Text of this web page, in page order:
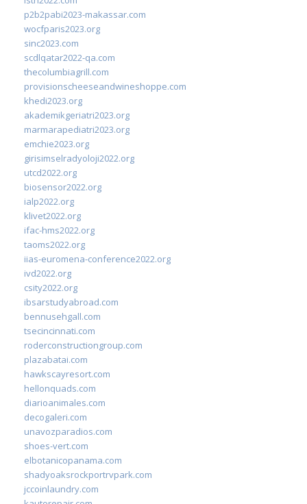
p2b2pabi2023-makassar.com
wocfparis2023.org
sinc2023.com
scdlqatar2022-qa.com
thecolumbiagrill.com
provisionscheeseandwineshoppe.com
khedi2023.org
akademikgeriatri2023.org
marmarapediatri2023.org
emchie2023.org
girisimselradyoloji2022.org
utcd2022.org
biosensor2022.org
ialp2022.org
klivet2022.org
ifac-hms2022.org
taoms2022.org
iias-euromena-conference2022.org
ivd2022.org
csity2022.org
ibsarstudyabroad.com
bennusehgall.com
tsecincinnati.com
roderconstructiongroup.com
plazabatai.com
hawkscayresort.com
hellonquads.com
diarioanimales.com
decogaleri.com
unavozparadios.com
shoes-vert.com
elbotanicopanama.com
shadyoaksrockportrvpark.com
jccoinlaundry.com